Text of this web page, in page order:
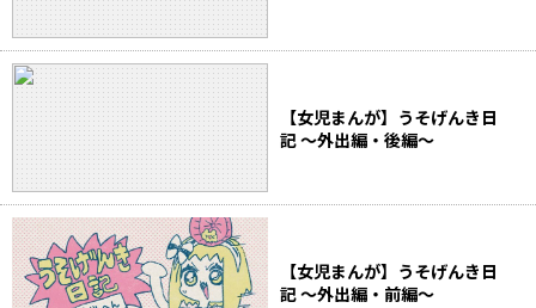
【女児まんが】うそげんき日
記 〜外出編・後編〜
【女児まんが】うそげんき日
記 〜外出編・前編〜